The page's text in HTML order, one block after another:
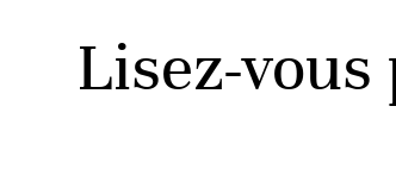
Lisez-